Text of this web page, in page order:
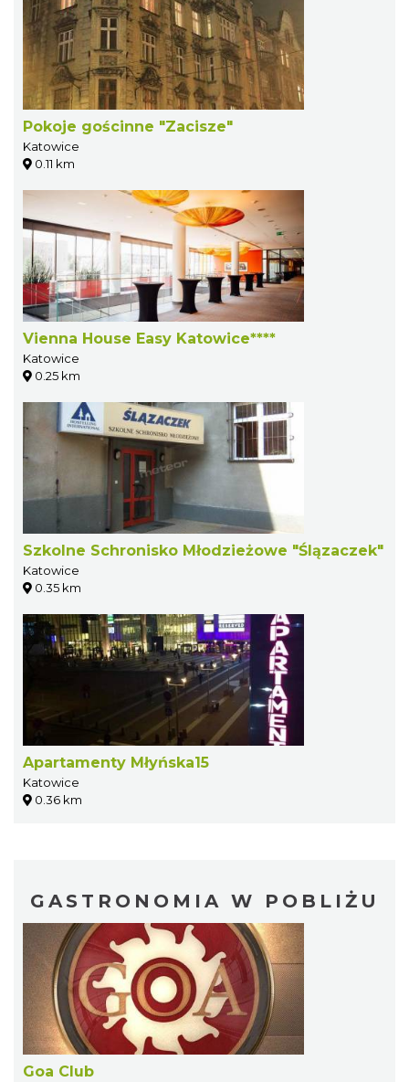
Pokoje gościnne "Zacisze"
Katowice
0.11 km
Vienna House Easy Katowice****
Katowice
0.25 km
Szkolne Schronisko Młodzieżowe "Ślązaczek"
Katowice
0.35 km
Apartamenty Młyńska15
Katowice
0.36 km
GASTRONOMIA W POBLIŻU
Goa Club